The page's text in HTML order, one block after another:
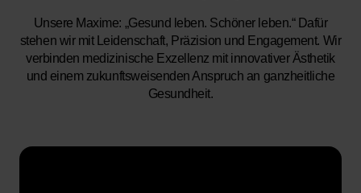
Unsere Maxime: „Gesund leben. Schöner leben.“ Dafür
stehen wir mit Leidenschaft, Präzision und Engagement. Wir
verbinden medizinische Exzellenz mit innovativer Ästhetik
und einem zukunftsweisenden Anspruch an ganzheitliche
Gesundheit.